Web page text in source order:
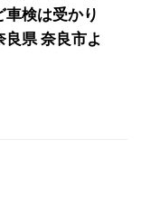
検は受かり
県 奈良市よ